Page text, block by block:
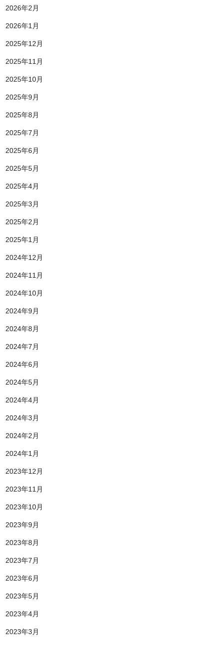
2026年2月
2026年1月
2025年12月
2025年11月
2025年10月
2025年9月
2025年8月
2025年7月
2025年6月
2025年5月
2025年4月
2025年3月
2025年2月
2025年1月
2024年12月
2024年11月
2024年10月
2024年9月
2024年8月
2024年7月
2024年6月
2024年5月
2024年4月
2024年3月
2024年2月
2024年1月
2023年12月
2023年11月
2023年10月
2023年9月
2023年8月
2023年7月
2023年6月
2023年5月
2023年4月
2023年3月